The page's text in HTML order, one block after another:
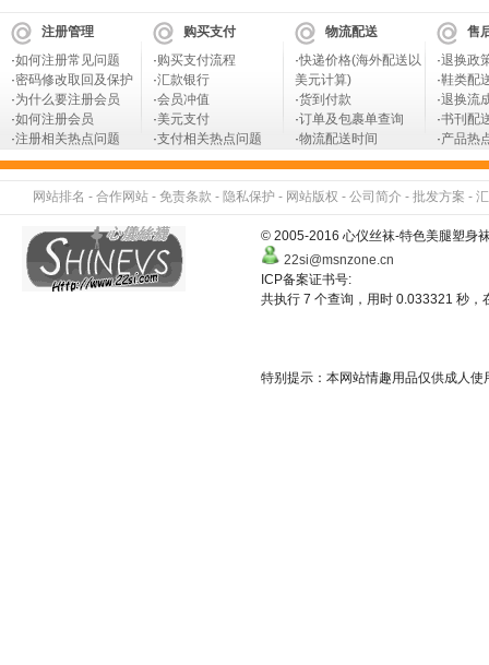
注册管理
·如何注册常见问题
·密码修改取回及保护
·为什么要注册会员
·如何注册会员
·注册相关热点问题
购买支付
·购买支付流程
·汇款银行
·会员冲值
·美元支付
·支付相关热点问题
物流配送
·快递价格(海外配送以
美元计算)
·货到付款
·订单及包裹单查询
·物流配送时间
售
·退换政
·鞋类配
·退换流
·书刊配
·产品热
网站排名 - 合作网站 - 免责条款 - 隐私保护 - 网站版权 - 公司简介 - 批发方案 -
© 2005-2016 心仪丝袜-特色美腿塑身
22si@msnzone.cn
ICP备案证书号:
共执行 7 个查询，用时 0.033321 秒
特别提示：本网站情趣用品仅供成人